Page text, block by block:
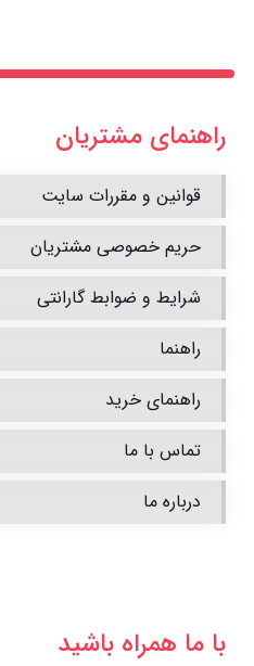
راهنمای مشتریان
قوانین و مقررات سایت
حریم خصوصی مشتریان
شرایط و ضوابط گارانتی
راهنما
راهنمای خرید
تماس با ما
درباره ما
با ما همراه باشید